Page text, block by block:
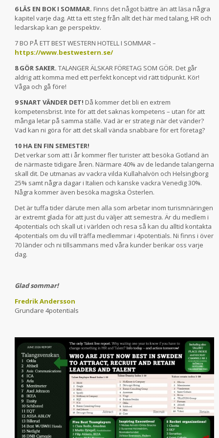
6 LÄS EN BOK I SOMMAR. Finns det något bättre än att läsa några
kapitel varje dag. Att ta ett steg från allt det här med talang, HR och
ledarskap kan ge perspektiv.
7 BO PÅ ETT BEST WESTERN HOTELL I SOMMAR –
https://www.bestwestern.se/
8 GÖR SAKER. TALANGER ÄLSKAR FÖRETAG SOM GÖR. Det går
aldrig att komma med ett perfekt koncept vid rätt tidpunkt. Kör!
Våga och gå före!
9 SNART VÄNDER DET! Då kommer det bli en extrem
kompetensbrist. Inte för att det saknas kompetens – utan för att
många letar på samma ställe. Vad är er strategi när det vänder?
Vad kan ni göra för att det skall vända snabbare för ert företag?
10 HA EN FIN SEMESTER!
Det verkar som att i år kommer fler turister att besöka Gotland än
de närmaste tidigare åren. Närmare 40% av de ledande talangerna
skall dit. De utmanas av vackra vilda Kullahalvön och Helsingborg
25% samt några dagar i Italien och kanske vackra Venedig 30%.
Några kommer även besöka magiska Österlen.
Det är tuffa tider därute men alla som arbetar inom turismnäringen
är extremt glada för att just du väljer att semestra. Är du medlem i
4potentials och skall ut i världen och resa så kan du alltid kontakta
4potentials om du vill träffa medlemmar i 4potentials. Ni finns i över
70 länder och ni tillsammans med våra kunder berikar oss varje
dag.
Glad sommar!
Fredrik Andersson
Grundare 4potentials